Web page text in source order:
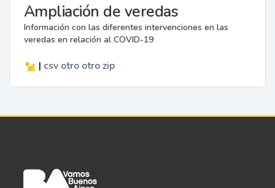
Ampliación de veredas
Información con las diferentes intervenciones en las
veredas en relación al COVID-19
| csv otro otro zip